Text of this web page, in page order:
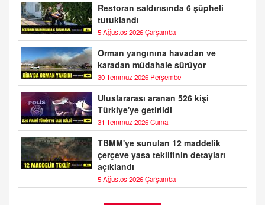
Restoran saldırısında 6 şüpheli
tutuklandı
5 Ağustos 2026 Çarşamba
Orman yangınına havadan ve
karadan müdahale sürüyor
30 Temmuz 2026 Perşembe
Uluslararası aranan 526 kişi
Türkiye'ye getirildi
31 Temmuz 2026 Cuma
TBMM'ye sunulan 12 maddelik
çerçeve yasa teklifinin detayları
açıklandı
5 Ağustos 2026 Çarşamba